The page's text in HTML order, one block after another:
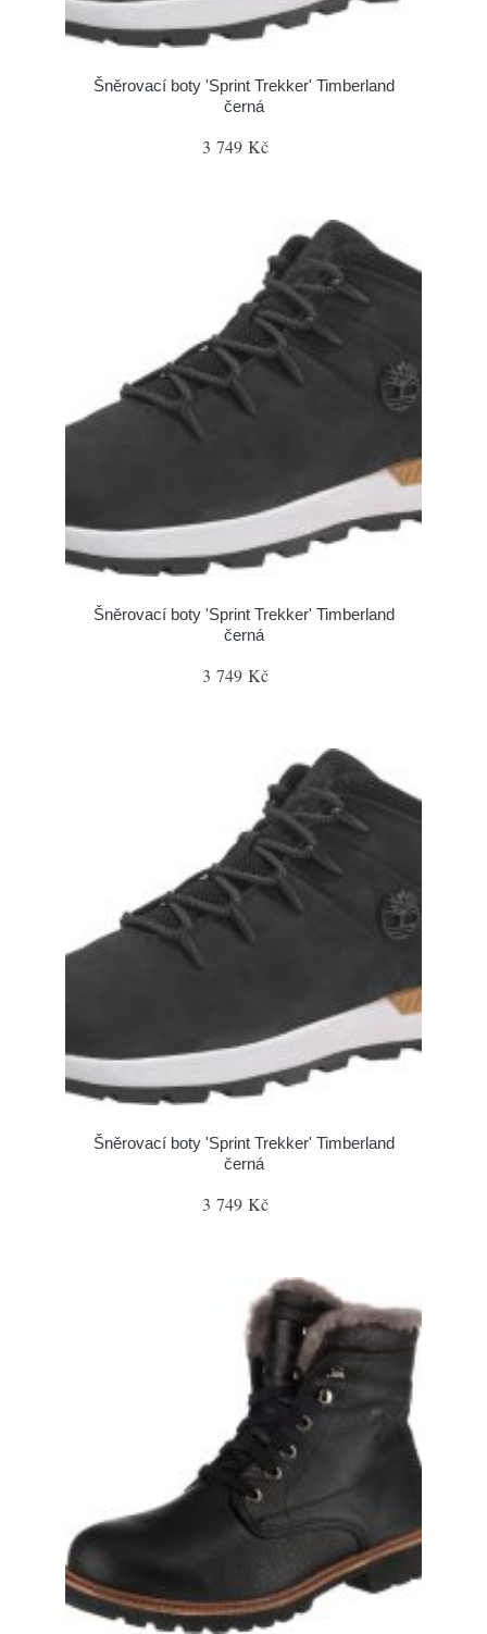
Šněrovací boty 'Sprint Trekker' Timberland
černá
3 749 Kč
Šněrovací boty 'Sprint Trekker' Timberland
černá
3 749 Kč
Šněrovací boty 'Sprint Trekker' Timberland
černá
3 749 Kč